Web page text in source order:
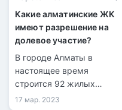
Какие алматинские ЖК
имеют разрешение на
долевое участие?
В городе Алматы в
настоящее время
строится 92 жилых
комплекса с
17 мар. 2023